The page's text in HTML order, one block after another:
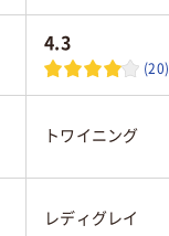
4.3
(20)
トワイニング
レディグレイ